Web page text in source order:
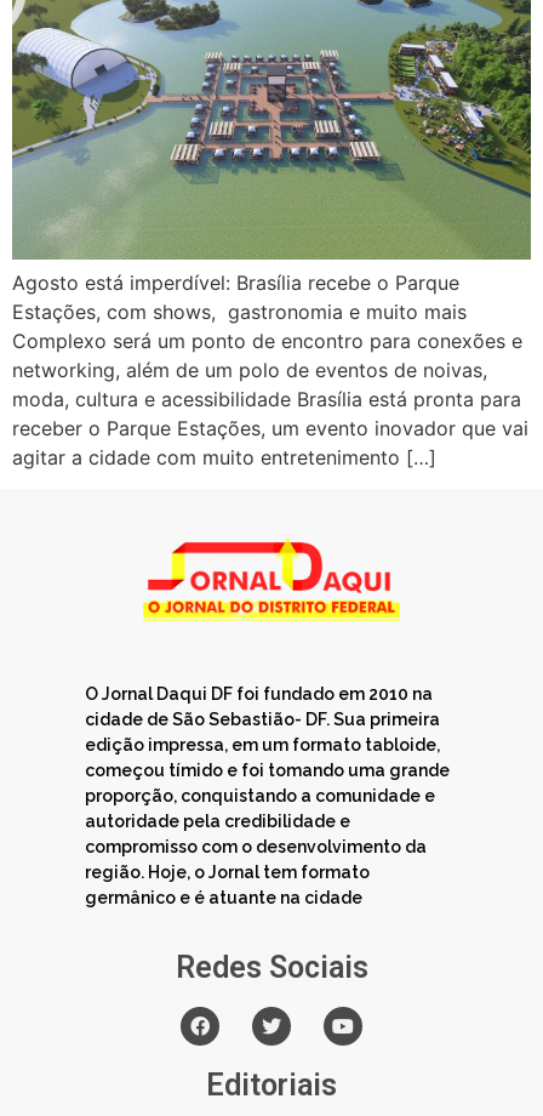
Agosto está imperdível: Brasília recebe o Parque
Estações, com shows, gastronomia e muito mais
Complexo será um ponto de encontro para conexões e
networking, além de um polo de eventos de noivas,
moda, cultura e acessibilidade Brasília está pronta para
receber o Parque Estações, um evento inovador que vai
agitar a cidade com muito entretenimento […]
O Jornal Daqui DF foi fundado em 2010 na
cidade de São Sebastião- DF. Sua primeira
edição impressa, em um formato tabloide,
começou tímido e foi tomando uma grande
proporção, conquistando a comunidade e
autoridade pela credibilidade e
compromisso com o desenvolvimento da
região. Hoje, o Jornal tem formato
germânico e é atuante na cidade
Redes Sociais
Editoriais